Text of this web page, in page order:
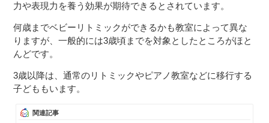
力や表現力を養う効果が期待できるとされています。
何歳までベビーリトミックができるかも教室によって異な
りますが、一般的には3歳頃までを対象としたところがほと
んどです。
3歳以降は、通常のリトミックやピアノ教室などに移行する
子どももいます。
関連記事